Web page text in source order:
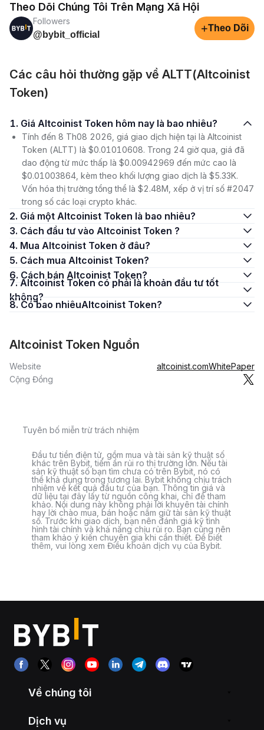
Theo Dõi Chúng Tôi Trên Mạng Xã Hội
Followers
@bybit_official
+Theo Dõi
Các câu hỏi thường gặp về ALTT(Altcoinist
Token)
1. Giá Altcoinist Token hôm nay là bao nhiêu?
Tính đến 8 Th08 2026, giá giao dịch hiện tại là Altcoinist
Token (ALTT) là $0.01010608. Trong 24 giờ qua, giá đã
dao động từ mức thấp là $0.00942969 đến mức cao là
$0.01003864, kèm theo khối lượng giao dịch là $5.33K.
Vốn hóa thị trường tổng thể là $2.48M, xếp ở vị trí số #2047
trong số các loại crypto khác.
2. Giá một Altcoinist Token là bao nhiêu?
3. Cách đầu tư vào Altcoinist Token ?
4. Mua Altcoinist Token ở đâu?
5. Cách mua Altcoinist Token?
6. Cách bán Altcoinist Token?
7. Altcoinist Token có phải là khoản đầu tư tốt
không?
8. Có bao nhiêuAltcoinist Token?
Altcoinist Token Nguồn
Website altcoinist.comWhitePaper
Cộng Đồng
Tuyên bố miễn trừ trách nhiệm
Đầu tư tiền điện tử, gồm mua và tài sản kỹ thuật số
khác trên Bybit, tiềm ẩn rủi ro thị trường lớn. Nếu tài
sản kỹ thuật số bạn tìm chưa có trên Bybit, nó có
thể khả dụng trong tương lai. Bybit không chịu trách
nhiệm về kết quả đầu tư của bạn. Thông tin giá và
dữ liệu tại đây lấy từ nguồn công khai, chỉ để tham
khảo. Nội dung này không phải lời khuyên tài chính
hay lời chào mua, bán hoặc nắm giữ tài sản kỹ thuật
số. Trước khi giao dịch, bạn nên đánh giá kỹ tình
hình tài chính và khả năng chịu rủi ro. Bạn cũng nên
tham khảo ý kiến chuyên gia khi cần thiết. Để biết
thêm, vui lòng xem Điều khoản dịch vụ của Bybit.
Về chúng tôi
Dịch vụ